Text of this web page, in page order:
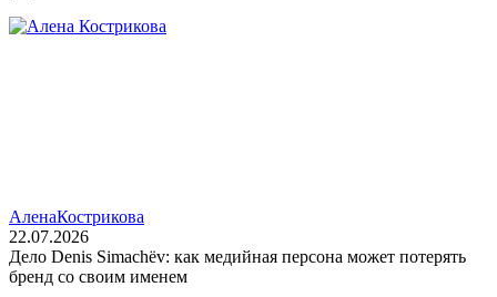
АленаКострикова
22.07.2026
Дело Denis Simachëv: как медийная персона может потерять
бренд со своим именем